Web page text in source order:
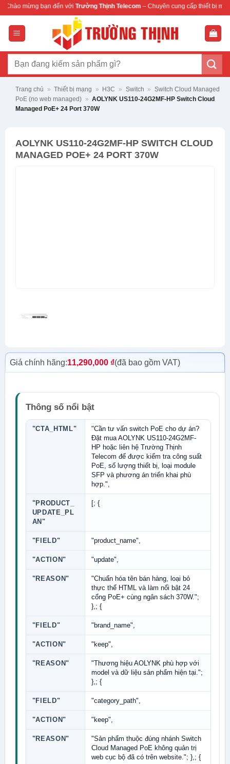
Bỏ
dung
đến vớiTrường Thịnh Telecom– Chuyên cung cấp thiết bị mạng & camera
Tìm
Trang chủ » Thiết bị mạng » H3C » Switch » Switch Cloud Managed
PoE (no web managed) » AOLYNK US110-24G2MF-HP Switch Cloud
Managed PoE+ 24 Port 370W
AOLYNK US110-24G2MF-HP SWITCH CLOUD
MANAGED POE+ 24 PORT 370W
Giá chính hãng:11,290,000 ₫(đã bao gồm VAT)
Thông số nổi bật
"CTA_HTML"
"Cần tư vấn switch PoE cho dự án?
Đặt mua AOLYNK US110-24G2MF-
HP hoặc liên hệ Trường Thịnh
Telecom để được kiểm tra công suất
PoE, số lượng thiết bị, loại module
SFP và phương án triển khai phù
hợp.",
"PRODUCT_
UPDATE_PL
AN"
[; {
"FIELD" "product_name",
"ACTION" "update",
"REASON"
"Chuẩn hóa tên bán hàng, loại bỏ
thực thể HTML và làm nổi bật 24
cổng PoE+ cùng ngân sách 370W.";
},; {
"FIELD" "brand_name",
"ACTION" "keep",
"REASON"
"Thương hiệu AOLYNK phù hợp với
model và dữ liệu sản phẩm hiện tại.";
},; {
"FIELD" "category_path",
"ACTION" "keep",
"REASON"
"Sản phẩm thuộc đúng nhánh Switch
Cloud Managed PoE không quản trị
web cục bộ đã có trên website."; },; {